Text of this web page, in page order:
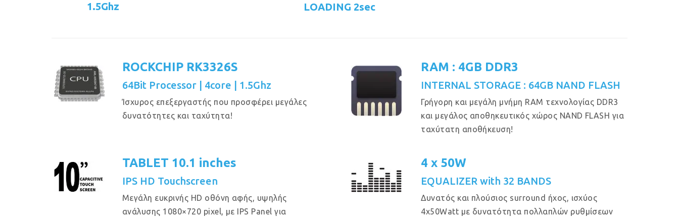
1.5Ghz
LOADING 2sec
ROCKCHIP RK3326S
64Bit Processor | 4core | 1.5Ghz
Ίσχυρος επεξεργαστής που προσφέρει μεγάλες
δυνατότητες και ταχύτητα!
RAM : 4GB DDR3
INTERNAL STORAGE : 64GB NAND FLASH
Γρήγορη και μεγάλη μνήμη RAM τεχνολογίας DDR3
και μεγάλος αποθηκευτικός χώρος NAND FLASH για
ταχύτατη αποθήκευση!
TABLET 10.1 inches
IPS HD Touchscreen
Μεγάλη ευκρινής HD οθόνη αφής, υψηλής
ανάλυσης 1080×720 pixel, με IPS Panel για
4 x 50W
EQUALIZER with 32 BANDS
Δυνατός και πλούσιος surround ήχος, ισχύος
4x50Watt με δυνατότητα πολλαπλών ρυθμίσεων